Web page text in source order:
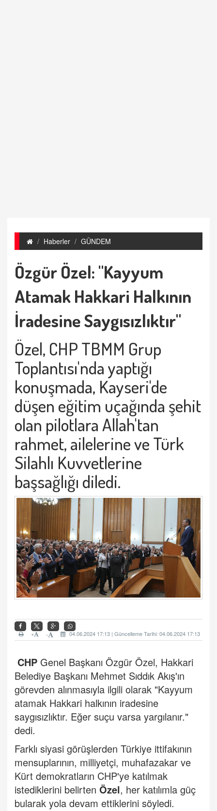
Haberler GÜNDEM
Özgür Özel: "Kayyum
Atamak Hakkari Halkının
İradesine Saygısızlıktır"
Özel, CHP TBMM Grup
Toplantısı'nda yaptığı
konuşmada, Kayseri'de
düşen eğitim uçağında şehit
olan pilotlara Allah'tan
rahmet, ailelerine ve Türk
Silahlı Kuvvetlerine
başsağlığı diledi.
04.06.2024 17:13 | Güncelleme Tarihi: 04.06.2024 17:13
-
+
CHP Genel Başkanı Özgür Özel, Hakkari
Belediye Başkanı Mehmet Sıddık Akış'ın
görevden alınmasıyla ilgili olarak "Kayyum
atamak Hakkari halkının iradesine
saygısızlıktır. Eğer suçu varsa yargılanır."
dedi.
Farklı siyasi görüşlerden Türkiye ittifakının
mensuplarının, milliyetçi, muhafazakar ve
Kürt demokratların CHP'ye katılmak
istediklerini belirten Özel, her katılımla güç
bularak yola devam ettiklerini söyledi.